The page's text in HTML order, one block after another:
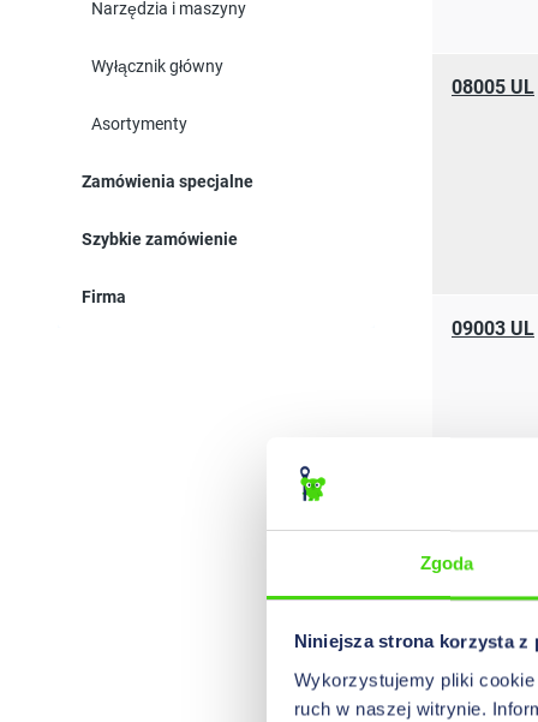
Zgoda
Niniejsza strona korzysta z
Wykorzystujemy pliki
ruch w naszej witrynie.
Narzędzia i maszyny
Wyłącznik główny
Asortymenty
Zamówienia specjalne
Szybkie zamówienie
Firma
08005 UL
09003 UL